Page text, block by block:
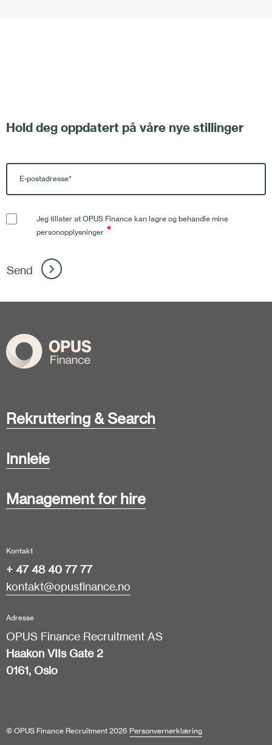
Hold deg oppdatert på våre nye stillinger
Jeg tillater at OPUS Finance kan lagre og behandle mine
personopplysninger *
Rekruttering & Search
Innleie
Management for hire
Kontakt
+ 47 48 40 77 77
kontakt@opusfinance.no
Adresse
OPUS Finance Recruitment AS
Haakon VIIs Gate 2
0161, Oslo
© OPUS Finance Recruitment 2026 Personvernerklæring